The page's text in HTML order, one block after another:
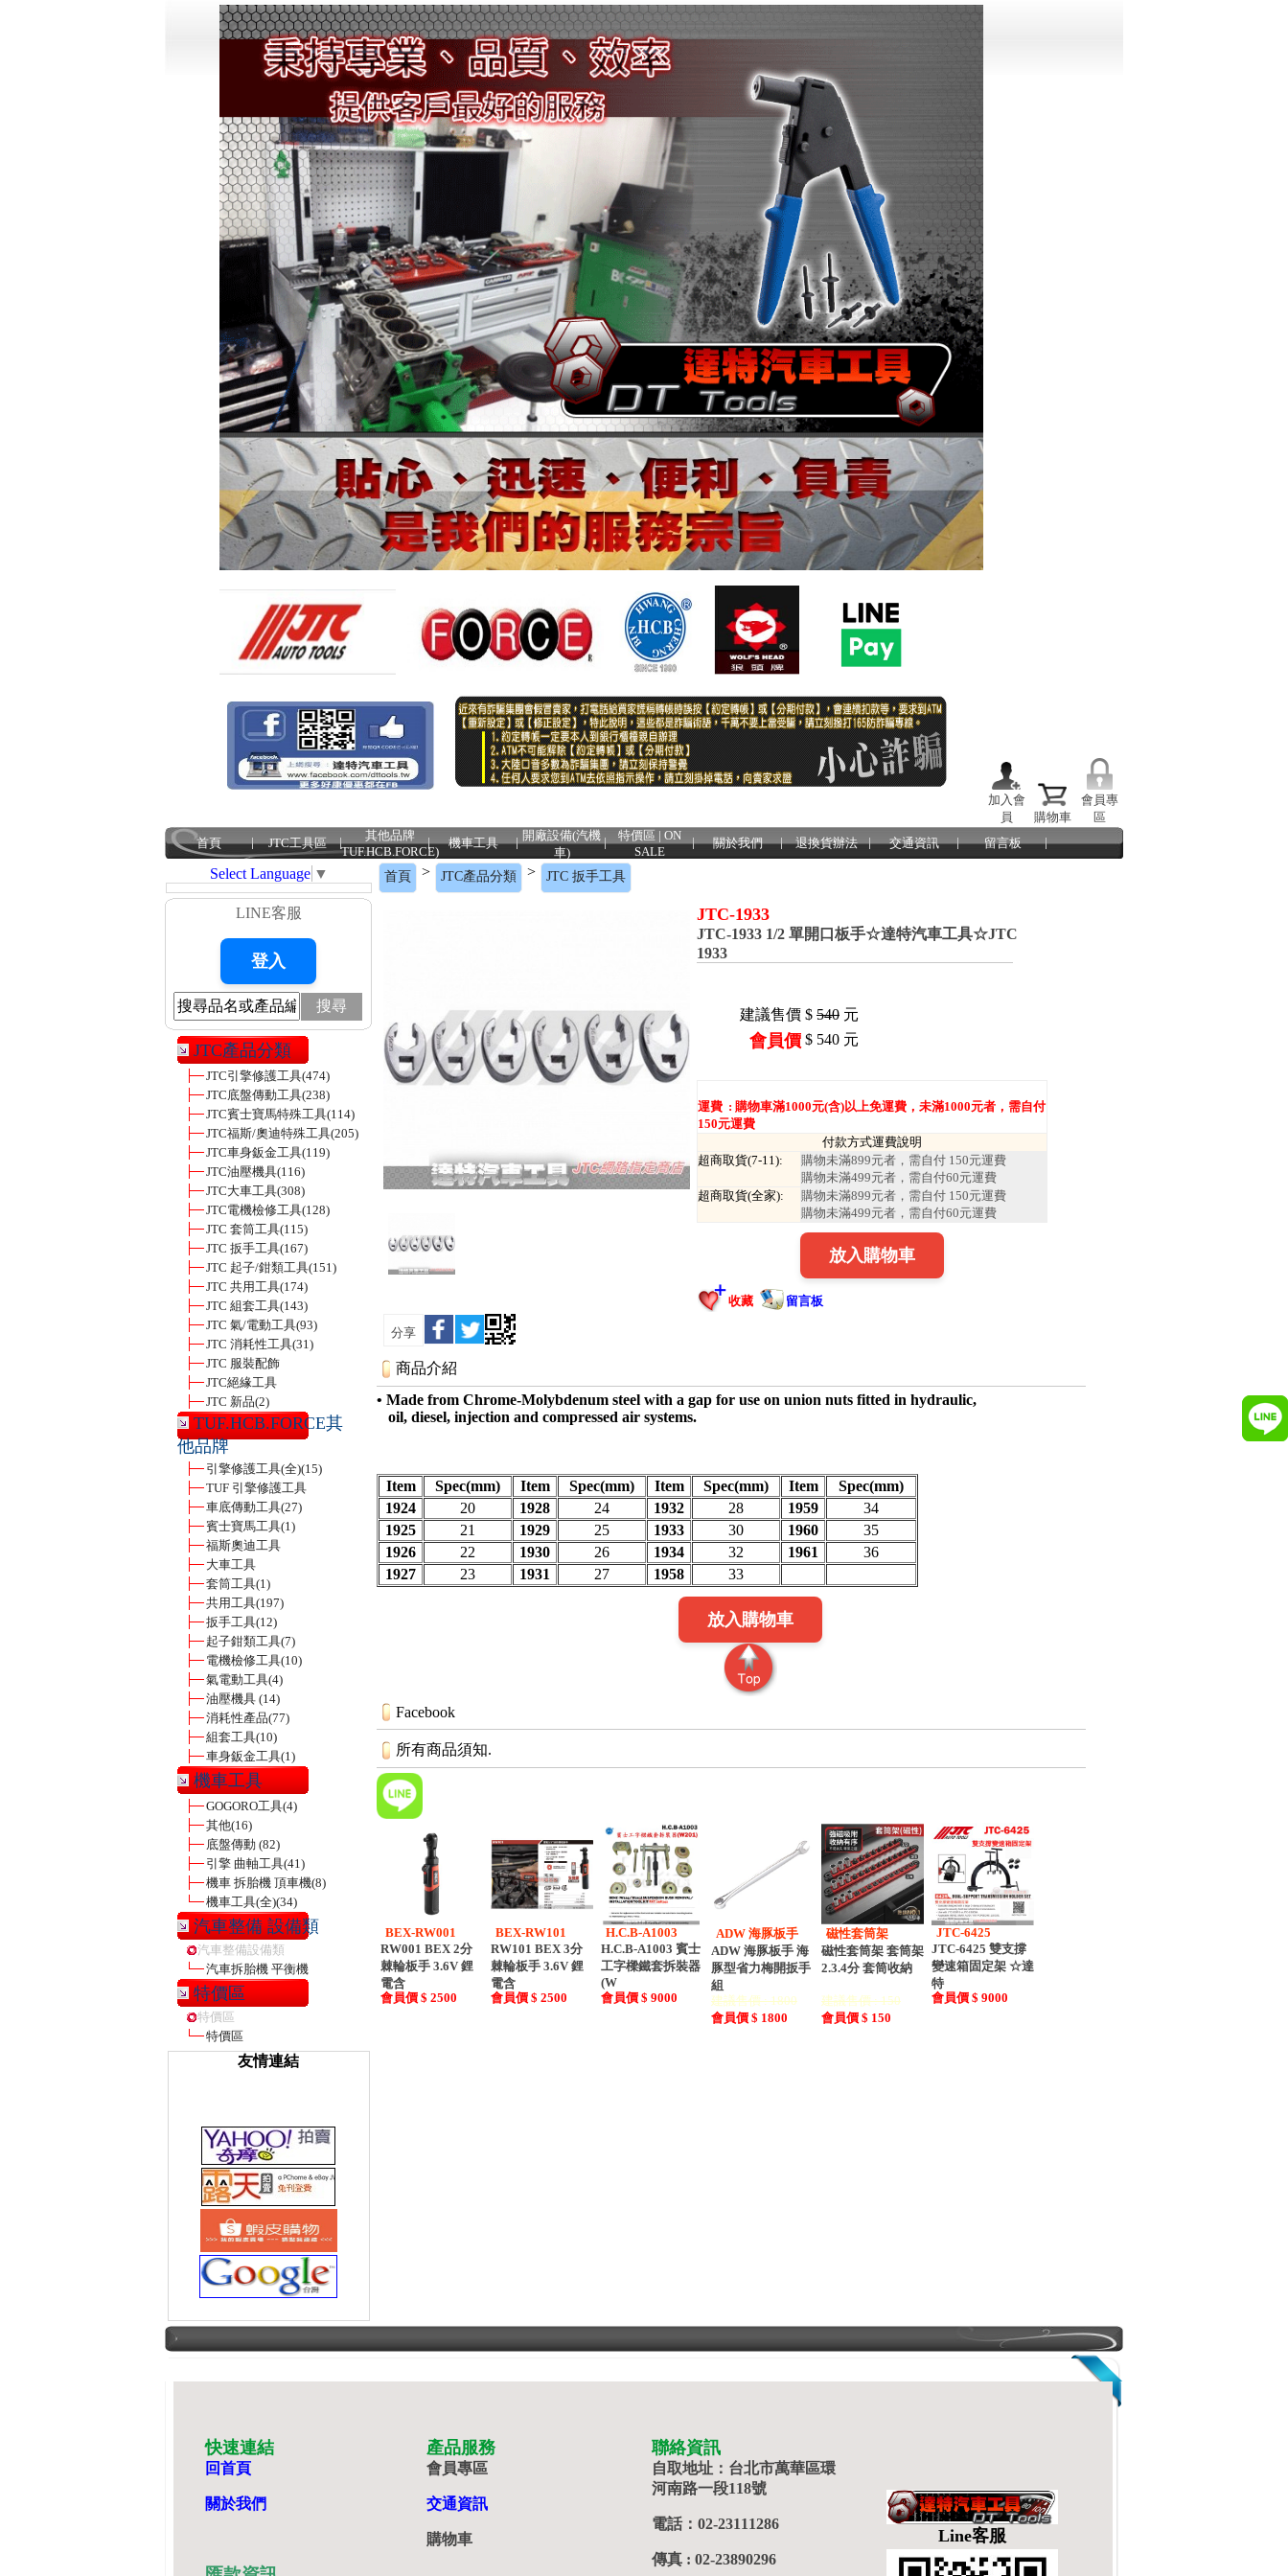
加入會
員
購物車
會員專
區
首頁
JTC工具區
其他品牌
TUF.HCB.FORCE)
機車工具
開廠設備(汽機
車)
特價區 | ON
SALE
關於我們 退換貨辦法 交通資訊 留言板
Select Language ▼
LINE客服
搜尋
JTC產品分類
JTC引擎修護工具(474)
JTC底盤傳動工具(238)
JTC賓士寶馬特殊工具(114)
JTC福斯/奧迪特殊工具(205)
JTC車身鈑金工具(119)
JTC油壓機具(116)
JTC大車工具(308)
JTC電機檢修工具(128)
JTC 套筒工具(115)
JTC 扳手工具(167)
JTC 起子/鉗類工具(151)
JTC 共用工具(174)
JTC 組套工具(143)
JTC 氣/電動工具(93)
JTC 消耗性工具(31)
JTC 服裝配飾
JTC絕緣工具
JTC 新品(2)
TUF.HCB.FORCE其
他品牌
引擎修護工具(全)(15)
TUF 引擎修護工具
車底傳動工具(27)
賓士寶馬工具(1)
福斯奧迪工具
大車工具
套筒工具(1)
共用工具(197)
扳手工具(12)
起子鉗類工具(7)
電機檢修工具(10)
氣電動工具(4)
油壓機具 (14)
消耗性產品(77)
組套工具(10)
車身鈑金工具(1)
機車工具
GOGORO工具(4)
其他(16)
底盤傳動 (82)
引擎 曲軸工具(41)
機車 拆胎機 頂車機(8)
機車工具(全)(34)
汽車整備 設備類
汽車整備設備類
汽車拆胎機 平衡機
特價區
特價區
特價區
友情連結
首頁 > JTC產品分類 > JTC 扳手工具
分享
JTC-1933
JTC-1933 1/2 單開口板手☆達特汽車工具☆JTC
1933
建議售價 $ 540 元
會員價 $ 540 元
運費 : 購物車滿1000元(含)以上免運費，未滿1000元者，需自付
150元運費
付款方式運費說明
超商取貨(7-11):
購物未滿899元者，需自付 150元運費
購物未滿499元者，需自付60元運費
超商取貨(全家):
購物未滿899元者，需自付 150元運費
購物未滿499元者，需自付60元運費
放入購物車
收藏 留言板
商品介紹
• Made from Chrome-Molybdenum steel with a gap for use on union nuts fitted in hydraulic,
oil, diesel, injection and compressed air systems.
Item Spec(mm) Item Spec(mm) Item Spec(mm) Item
Spec(mm)
1924
20 1928 24 1932 28 1959
34
1925
21 1929 25 1933 30 1960
35
1926
22 1930 26 1934 32 1961
36
1927
23 1931 27 1958 33
放入購物車
Facebook
所有商品須知.
BEX-RW001
RW001 BEX 2分
棘輪板手 3.6V 鋰
電含
會員價 $ 2500
BEX-RW101
RW101 BEX 3分
棘輪板手 3.6V 鋰
電含
會員價 $ 2500
H.C.B-A1003
H.C.B-A1003 賓士
工字樑鐵套拆裝器
(W
會員價 $ 9000
ADW 海豚板手
ADW 海豚板手 海
豚型省力梅開扳手
組
建議售價 : 1800
會員價 $ 1800
磁性套筒架
磁性套筒架 套筒架
2.3.4分 套筒收納
建議售價 : 150
會員價 $ 150
JTC-6425
JTC-6425 雙支撐
變速箱固定架 ☆達
特
會員價 $ 9000
快速連結
回首頁
關於我們
產品服務
會員專區
交通資訊
購物車
聯絡資訊
自取地址：台北市萬華區環
河南路一段118號
電話：02-23111286
傳真 : 02-23890296
Line客服